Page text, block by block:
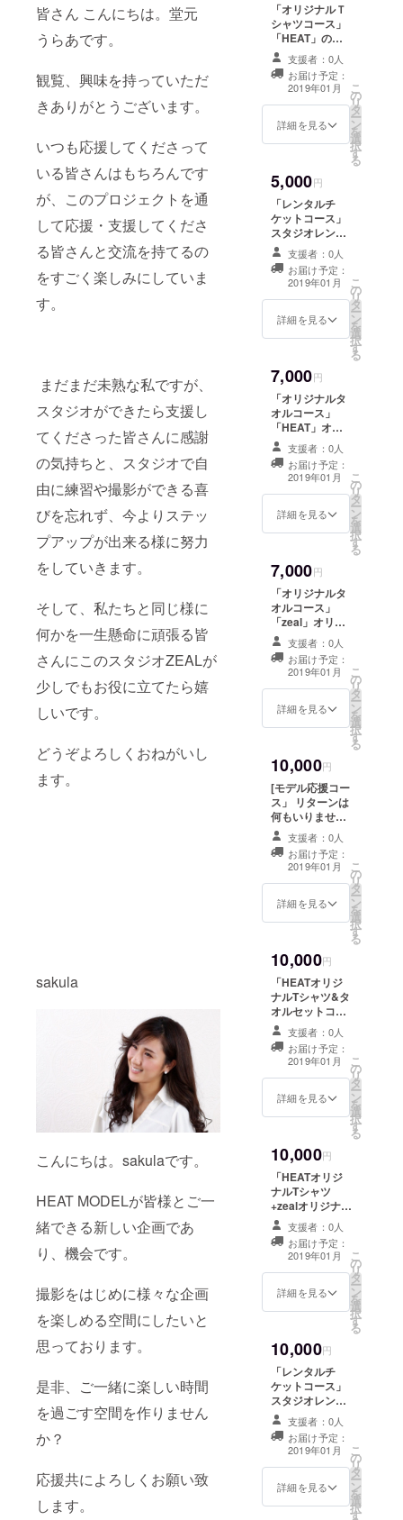
皆さん こんにちは。堂元
うらあです。
観覧、興味を持っていただ
きありがとうございます。
いつも応援してくださって
いる皆さんはもちろんです
が、このプロジェクトを通
して応援・支援してくださ
る皆さんと交流を持てるの
をすごく楽しみにしていま
す。
まだまだ未熟な私ですが、
スタジオができたら支援し
てくださった皆さんに感謝
の気持ちと、スタジオで自
由に練習や撮影ができる喜
びを忘れず、今よりステッ
プアップが出来る様に努力
をしていきます。
そして、私たちと同じ様に
何かを一生懸命に頑張る皆
さんにこのスタジオZEALが
少しでもお役に立てたら嬉
しいです。
どうぞよろしくおねがいし
ます。
sakula
こんにちは。sakulaです。
HEAT MODELが皆様とご一
緒できる新しい企画であ
り、機会です。
撮影をはじめに様々な企画
を楽しめる空間にしたいと
思っております。
是非、ご一緒に楽しい時間
を過ごす空間を作りません
か？
応援共によろしくお願い致
します。
「オリジナルＴ
シャツコース」
「HEAT」のオ
リジナルTシャツ
１枚をプレゼン
ト（ネイビー）
※男女兼用Mサイ
ズ
支援者：0人
お届け予定：
2019年01月
詳細を見る
こ
の
リ
タ
ー
ン
を
選
択
す
る
5,000円
「レンタルチ
ケットコース」
スタジオレンタ
ル券７枚セット
（１時間７枚
セット） ※zeal
スタジオでのみ
使用可能です。
支援者：0人
お届け予定：
2019年01月
詳細を見る
こ
の
リ
タ
ー
ン
を
選
択
す
る
7,000円
「オリジナルタ
オルコース」
「HEAT」オリ
ジナルタオル
（フェイスタオ
ル）をお届け致
します。
支援者：0人
お届け予定：
2019年01月
詳細を見る
こ
の
リ
タ
ー
ン
を
選
択
す
る
7,000円
「オリジナルタ
オルコース」
「zeal」オリジ
ナルタオル
（フェイスタオ
ル）をお届け致
します。
支援者：0人
お届け予定：
2019年01月
詳細を見る
こ
の
リ
タ
ー
ン
を
選
択
す
る
10,000円
[モデル応援コー
ス」 リターンは
何もいりませ
ん！ ただただモ
デル達を応援し
たい！という
方。 感謝の気持
ちを込めてモデ
ル達のポスト
れていただきま
す。 応援モデル
（堂元うらあ、
sakula、音羽美
香、愛香）の中
から１名のオリ
ジナルポスト
カードを送付さ
せていただきま
す。 ※指名制あ
り ※指名頂いた
モデルが直筆で
ドを書かせてい
ただきます。
支援者：0人
お届け予定：
2019年01月
詳細を見る
こ
の
リ
タ
ー
ン
を
選
択
す
る
10,000円
「HEATオリジ
ナルTシャツ&タ
オルセットコー
ス」 HEATオリ
ジナルTシャツ
（ホワイト）と
オリジナルタオ
ル（ピンク）を
セットでお届け
支援者：0人
お届け予定：
2019年01月
詳細を見る
こ
の
リ
タ
ー
ン
を
選
択
す
る
10,000円
「HEATオリジ
ナルTシャツ
+zealオリジナル
タオルコース」
HEATオリジナ
ルTシャツ（ネイ
ビー）+zealオリ
ジナルタオルを
セットにしてお
支援者：0人
お届け予定：
2019年01月
詳細を見る
こ
の
リ
タ
ー
ン
を
選
択
す
る
10,000円
「レンタルチ
ケットコース」
スタジオレンタ
ル券１５枚セッ
ト（１時間を１
５枚つづり）
※zealスタジオで
のみ使用可能で
す。
支援者：0人
お届け予定：
2019年01月
詳細を見る
こ
の
リ
タ
ー
ン
を
選
択
す